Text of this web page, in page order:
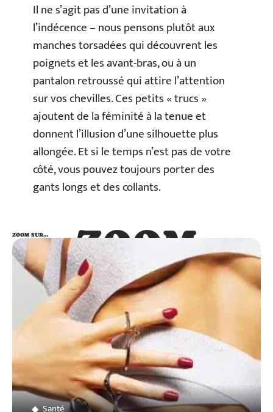
Il ne s’agit pas d’une invitation à
l’indécence – nous pensons plutôt aux
manches torsadées qui découvrent les
poignets et les avant-bras, ou à un
pantalon retroussé qui attire l’attention
sur vos chevilles. Ces petits « trucs »
ajoutent de la féminité à la tenue et
donnent l’illusion d’une silhouette plus
allongée. Et si le temps n’est pas de votre
côté, vous pouvez toujours porter des
gants longs et des collants.
ZOOM
SUR…
ZOOM SUR…
Santé